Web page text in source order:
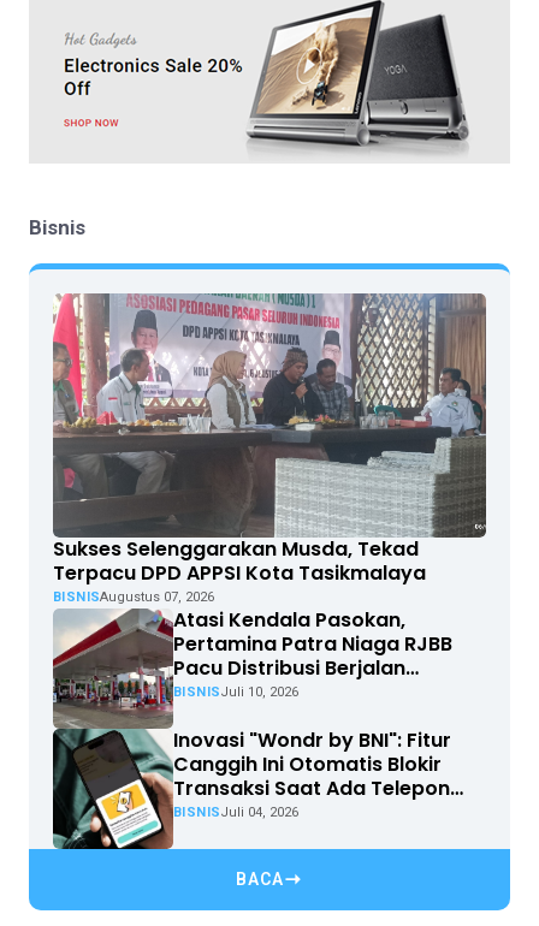
Bisnis
Sukses Selenggarakan Musda, Tekad
Terpacu DPD APPSI Kota Tasikmalaya
BISNISAugustus 07, 2026
Atasi Kendala Pasokan,
Pertamina Patra Niaga RJBB
Pacu Distribusi Berjalan
Optimal
BISNISJuli 10, 2026
Inovasi "Wondr by BNI": Fitur
Canggih Ini Otomatis Blokir
Transaksi Saat Ada Telepon
Masuk
BISNISJuli 04, 2026
BACA